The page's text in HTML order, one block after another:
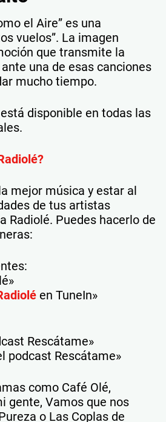
el Aire” es una
vuelos”. La imagen
que transmite la
una de esas canciones
mucho tiempo.
está disponible en todas las
mejor música y estar al
de tus artistas
Radiolé. Puedes hacerlo de
en TuneIn»
Rescátame»
podcast Rescátame»
como Café Olé,
gente, Vamos que nos
o Las Coplas de